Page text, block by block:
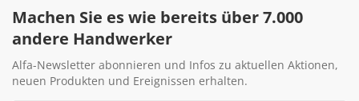
Machen Sie es wie bereits über 7.000
andere Handwerker
Alfa-Newsletter abonnieren und Infos zu aktuellen Aktionen,
neuen Produkten und Ereignissen erhalten.